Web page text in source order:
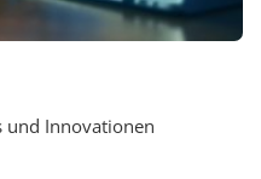
und Innovationen